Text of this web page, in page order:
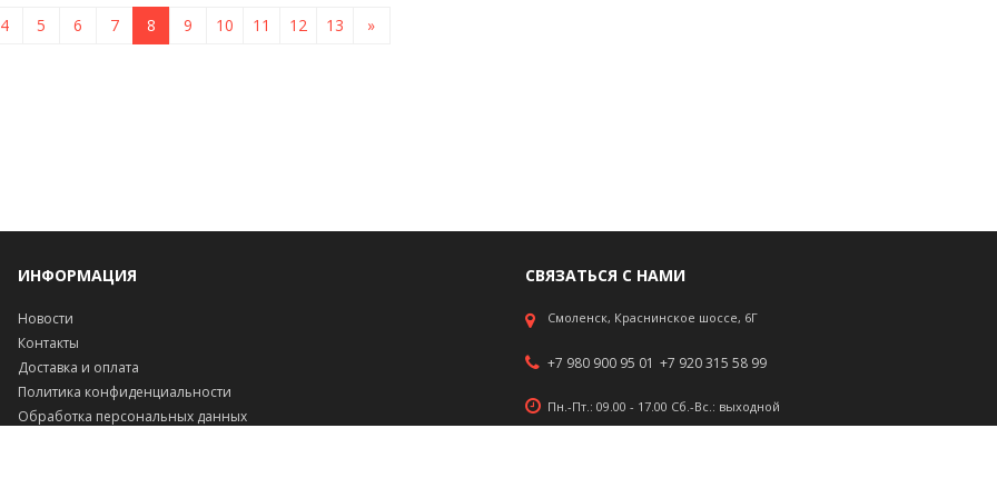
4 5 6 7 8 9 10 11 12 13 »
ИНФОРМАЦИЯ
Новости
Контакты
Доставка и оплата
Политика конфиденциальности
Обработка персональных данных
СВЯЗАТЬСЯ С НАМИ
Смоленск, Краснинское шоссе, 6Г
+7 980 900 95 01 +7 920 315 58 99
Пн.-Пт.: 09.00 - 17.00 Сб.-Вс.: выходной